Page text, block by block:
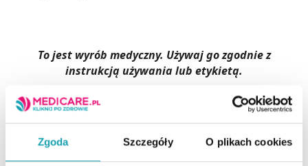
Zgoda Szczegóły O plikach cookies
To jest wyrób medyczny. Używaj go zgodnie z
instrukcją używania lub etykietą.
Kompres jałowy
Marka:
Matocomp
Przechowywanie: